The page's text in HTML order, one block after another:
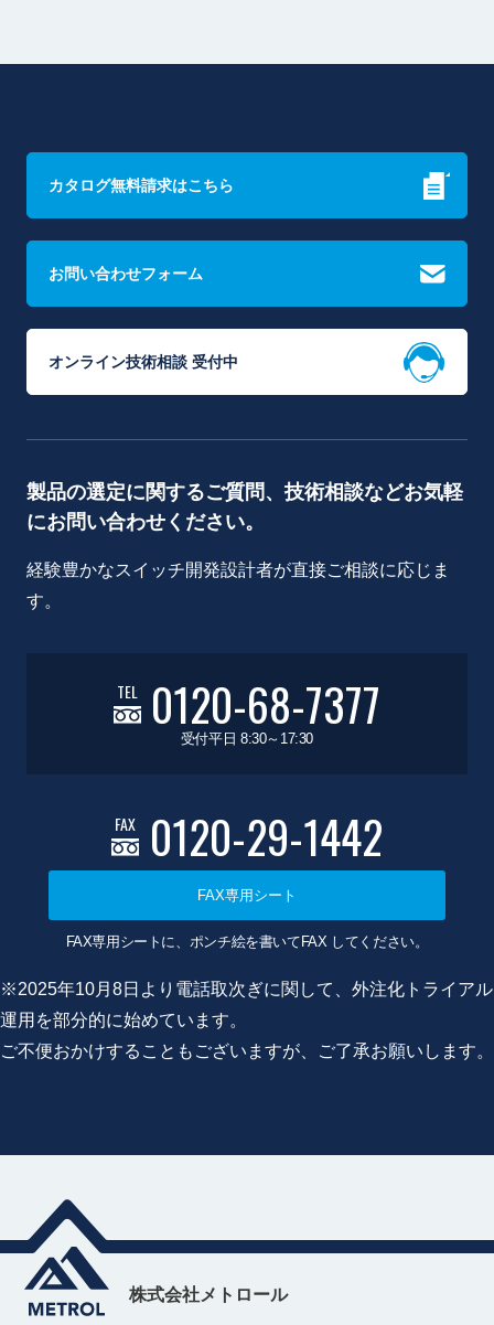
カタログ無料請求はこちら
お問い合わせフォーム
オンライン技術相談 受付中
製品の選定に関するご質問、技術相談などお気軽
にお問い合わせください。
経験豊かなスイッチ開発設計者が直接ご相談に応じま
す。
TEL 0120-68-7377
受付平日 8:30～17:30
FAX 0120-29-1442
FAX専用シート
FAX専用シートに、ポンチ絵を書いてFAX してください。
※2025年10月8日より電話取次ぎに関して、外注化トライアル
運用を部分的に始めています。
ご不便おかけすることもございますが、ご了承お願いします。
株式会社メトロール